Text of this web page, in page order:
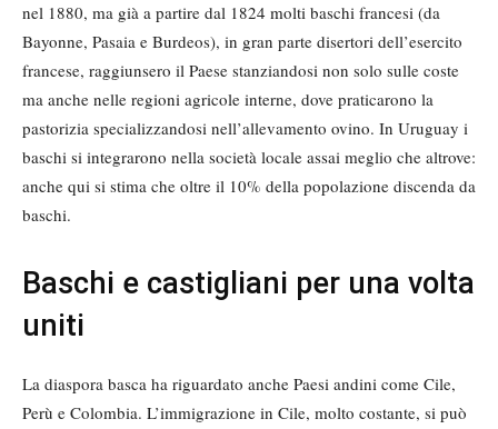
nel 1880, ma già a partire dal 1824 molti baschi francesi (da
Bayonne, Pasaia e Burdeos), in gran parte disertori dell’esercito
francese, raggiunsero il Paese stanziandosi non solo sulle coste
ma anche nelle regioni agricole interne, dove praticarono la
pastorizia specializzandosi nell’allevamento ovino. In Uruguay i
baschi si integrarono nella società locale assai meglio che altrove:
anche qui si stima che oltre il 10% della popolazione discenda da
baschi.
Baschi e castigliani per una volta
uniti
La diaspora basca ha riguardato anche Paesi andini come Cile,
Perù e Colombia. L’immigrazione in Cile, molto costante, si può